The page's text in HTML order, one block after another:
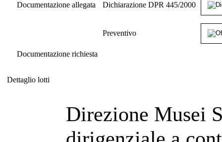
Documentazione allegata Dichiarazione DPR 445/2000
Preventivo
Documentazione richiesta
Dettaglio lotti
Direzione Musei